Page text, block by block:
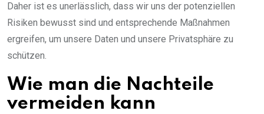
Daher ist es unerlässlich, dass wir uns der potenziellen
Risiken bewusst sind und entsprechende Maßnahmen
ergreifen, um unsere Daten und unsere Privatsphäre zu
schützen.
Wie man die Nachteile
vermeiden kann